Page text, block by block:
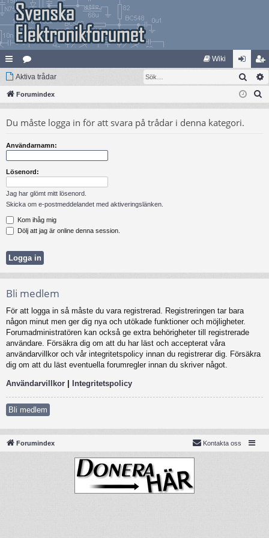
na
bb
ar
at
eg
Wiki
og
ga
li
m
Aktiva trådar Sök
Forumindex
Du måste logga in för att svara på trådar i denna kategori.
Användarnamn:
Lösenord:
Jag har glömt mitt lösenord.
Skicka om e-postmeddelandet med aktiveringslänken.
Kom ihåg mig
Dölj att jag är online denna session.
Bli medlem
För att logga in så måste du vara registrerad. Registreringen tar bara
någon minut men ger dig nya och utökade funktioner och möjligheter.
Forumadministratören kan också ge extra behörigheter till registrerade
användare. Försäkra dig om att du har läst och accepterat våra
användarvillkor och vår integritetspolicy innan du registrerar dig. Försäkra
dig om att du läst eventuella forumregler innan du skriver något.
Användarvillkor | Integritetspolicy
Bli medlem
Forumindex Kontakta oss